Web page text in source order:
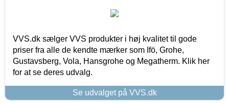
VVS.dk sælger VVS produkter i høj kvalitet til gode
priser fra alle de kendte mærker som Ifö, Grohe,
Gustavsberg, Vola, Hansgrohe og Megatherm. Klik her
for at se deres udvalg.
Se udvalget på VVS.dk